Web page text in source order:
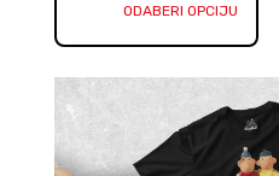
ODABERI OPCIJU